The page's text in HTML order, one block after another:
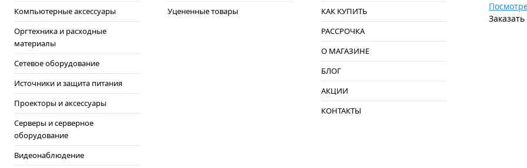
Компьютерные аксессуары
Оргтехника и расходные
материалы
Сетевое оборудование
Источники и защита питания
Проекторы и аксессуары
Серверы и серверное
оборудование
Видеонаблюдение
Уцененные товары
КАК КУПИТЬ
РАССРОЧКА
О МАГАЗИНЕ
БЛОГ
АКЦИИ
КОНТАКТЫ